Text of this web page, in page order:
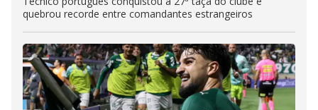
quebrou recorde entre comandantes estrangeiros